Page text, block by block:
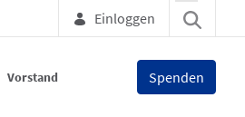
Einloggen
Vorstand Spenden